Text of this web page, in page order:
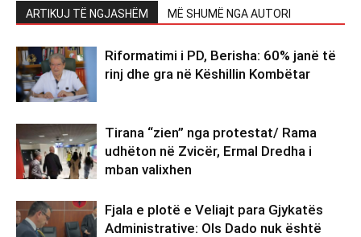
ARTIKUJ TË NGJASHËM MË SHUMË NGA AUTORI
Riformatimi i PD, Berisha: 60% janë të
rinj dhe gra në Këshillin Kombëtar
Tirana “zien” nga protestat/ Rama
udhëton në Zvicër, Ermal Dredha i
mban valixhen
Fjala e plotë e Veliajt para Gjykatës
Administrative: Ols Dado nuk është